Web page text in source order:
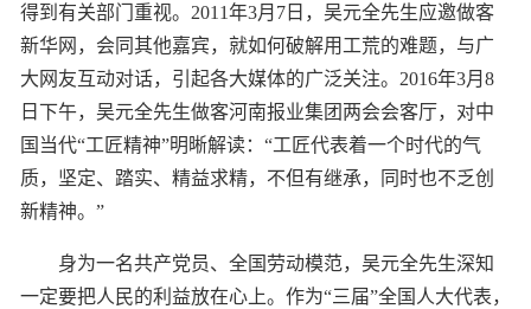
得到有关部门重视。2011年3月7日，吴元全先生应邀做客
新华网，会同其他嘉宾，就如何破解用工荒的难题，与广
大网友互动对话，引起各大媒体的广泛关注。2016年3月8
日下午，吴元全先生做客河南报业集团两会会客厅，对中
国当代“工匠精神”明晰解读：“工匠代表着一个时代的气
质，坚定、踏实、精益求精，不但有继承，同时也不乏创
新精神。”
身为一名共产党员、全国劳动模范，吴元全先生深知
一定要把人民的利益放在心上。作为“三届”全国人大代表，